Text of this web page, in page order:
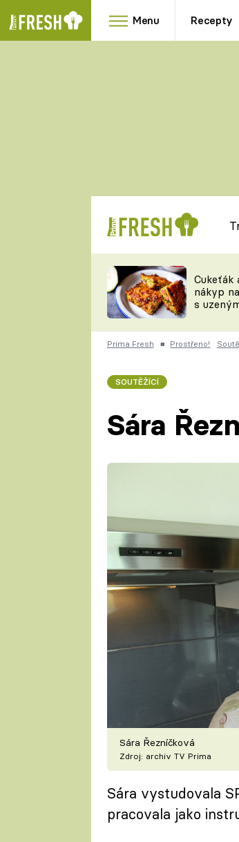
Menu Recepty
RYCHLOVKY
TEĎ
Cukeťák
nákyp
s
cukety
Prima Fresh ■ Prostřeno!
SOUTĚŽÍCÍ
Sára
Sára Řezníčková
Zdroj: archiv TV Prima
Sára vystudovala
pracovala jako